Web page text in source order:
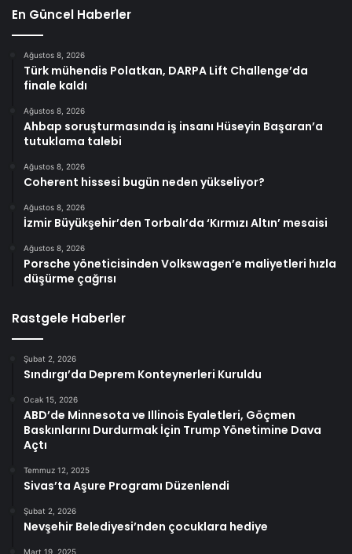
En Güncel Haberler
Ağustos 8, 2026
Türk mühendis Polatkan, DARPA Lift Challenge’da
finale kaldı
Ağustos 8, 2026
Ahbap soruşturmasında iş insanı Hüseyin Başaran’a
tutuklama talebi
Ağustos 8, 2026
Coherent hissesi bugün neden yükseliyor?
Ağustos 8, 2026
İzmir Büyükşehir’den Torbalı’da ‘Kırmızı Altın’ mesaisi
Ağustos 8, 2026
Porsche yöneticisinden Volkswagen’e maliyetleri hızla
düşürme çağrısı
Rastgele Haberler
Şubat 2, 2026
Sındırgı’da Deprem Konteynerleri Kuruldu
Ocak 15, 2026
ABD’de Minnesota ve Illinois Eyaletleri, Göçmen
Baskınlarını Durdurmak İçin Trump Yönetimine Dava
Açtı
Temmuz 12, 2025
Sivas’ta Aşure Programı Düzenlendi
Şubat 2, 2026
Nevşehir Belediyesi’nden çocuklara hediye
Mart 19, 2025